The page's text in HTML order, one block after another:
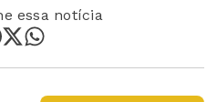
essa notícia